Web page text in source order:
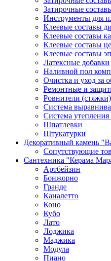
Затирочные
Инструменты для
Клеевые составы
Клеевые составы
Клеевые составы
Клеевые составы
Латексные добавки
Наливной пол
Очистка и уход за
Ремонтные и
Ровнители
Система
Система
Шпатлевки
Штукатурки
Декоративный камень
Сопутствующие
Сантехника "Керама
Артбейзин
Бонжорно
Гранде
Каналетто
Коно
Кубо
Лато
Лоджика
Маджика
Модула
Пиано